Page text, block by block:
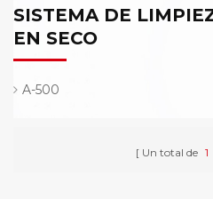
SISTEMA DE
EN SECO
A-500
Un total de 1